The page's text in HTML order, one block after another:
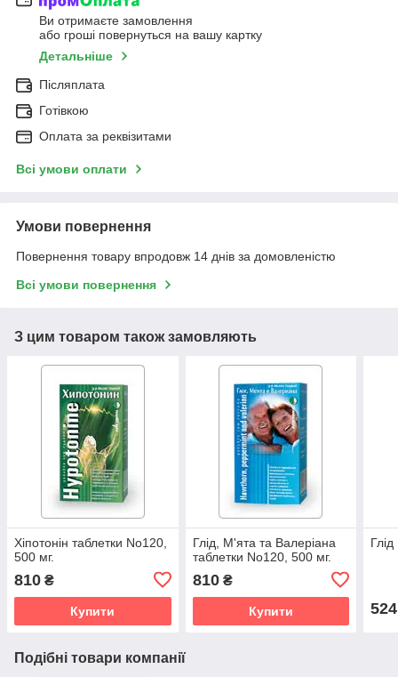
Ви отримаєте замовлення
або гроші повернуться на вашу картку
Детальніше
Післяплата
Готівкою
Оплата за реквізитами
Всі умови оплати
Умови повернення
Повернення товару впродовж 14 днів за домовленістю
Всі умови повернення
З цим товаром також замовляють
Хіпотонін таблетки No120,
500 мг.
810 ₴
Купити
Глід, М'ята та Валеріана
таблетки No120, 500 мг.
810₴
Купити 524
Подібні товари компанії